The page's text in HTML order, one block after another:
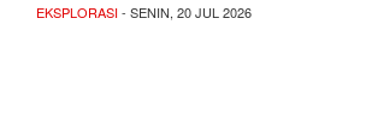
EKSPLORASI- SENIN, 20 JUL 2026